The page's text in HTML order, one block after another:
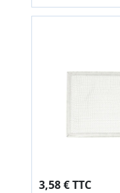
3,58 € TTC